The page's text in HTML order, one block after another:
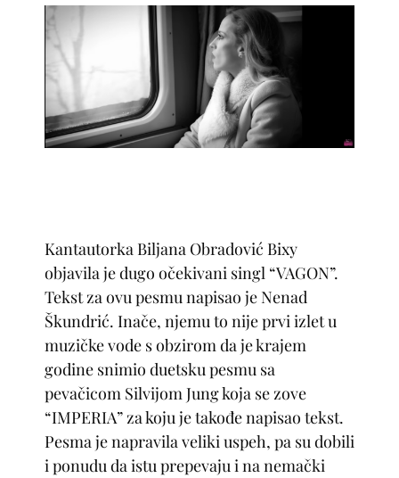
Kantautorka Biljana Obradović Bixy
objavila je dugo očekivani singl “VAGON”.
Tekst za ovu pesmu napisao je Nenad
Škundrić. Inače, njemu to nije prvi izlet u
muzičke vode s obzirom da je krajem
godine snimio duetsku pesmu sa
pevačicom Silvijom Jung koja se zove
“IMPERIA” za koju je takođe napisao tekst.
Pesma je napravila veliki uspeh, pa su dobili
i ponudu da istu prepevaju i na nemački